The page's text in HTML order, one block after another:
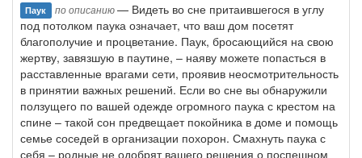
Паук по описанию— Видеть во сне притаившегося в углу
под потолком паука означает, что ваш дом посетят
благополучие и процветание. Паук, бросающийся на свою
жертву, завязшую в паутине, – наяву можете попасться в
расставленные врагами сети, проявив неосмотрительность
в принятии важных решений. Если во сне вы обнаружили
ползущего по вашей одежде огромного паука с крестом на
спине – такой сон предвещает покойника в доме и помощь
семье соседей в организации похорон. Смахнуть паука с
себя – родные не одобрят вашего решения о поспешном